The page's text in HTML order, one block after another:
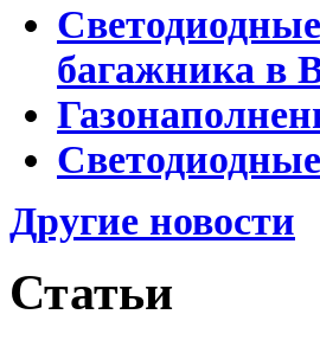
багажника в
Другие новости
Статьи